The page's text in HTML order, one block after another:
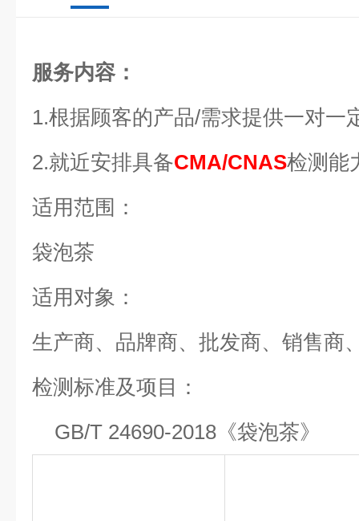
服务内容：
1.根据顾客的产品/需求提供一对一
2.就近安排具备CMA/CNAS检测能
适用范围：
袋泡茶
适用对象：
生产商、品牌商、批发商、销售商
检测标准及项目：
GB/T 24690-2018《袋泡茶》